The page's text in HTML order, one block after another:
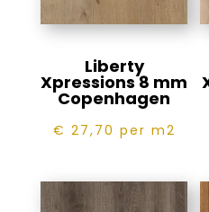
Liberty
Xpressions 8 mm
Copenhagen
€ 27,70 per m2